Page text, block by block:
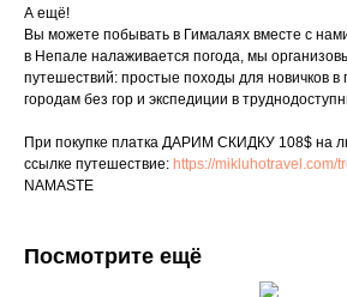
А ещё!
Вы можете побывать в Гималаях вместе с
в Непале налаживается погода, мы
путешествий: простые походы для новичков в
городам без гор и экспедиции в
При покупке платка ДАРИМ СКИДКУ 108$ на
ссылке путешествие: https://mikluhotravel.com/
NAMASTE
Посмотрите ещё